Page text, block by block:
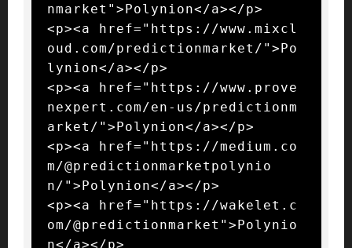
nmarket">Polynion</a></p>
<p><a href="https://www.mixcl
oud.com/predictionmarket/">Po
lynion</a></p>
<p><a href="https://www.prove
nexpert.com/en-us/predictionm
arket/">Polynion</a></p>
<p><a href="https://medium.co
m/@predictionmarketpolynio
n/">Polynion</a></p>
<p><a href="https://wakelet.c
om/@predictionmarket">Polynio
n</a></p>